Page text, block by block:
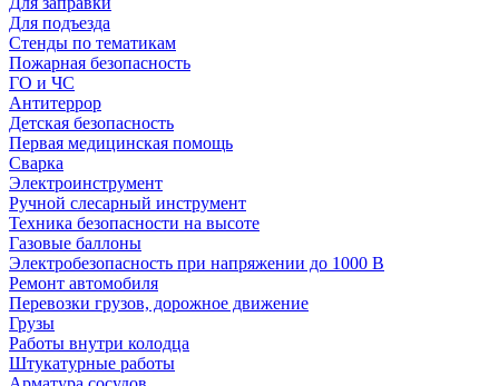
Для подъезда
Стенды по тематикам
Пожарная безопасность
ГО и ЧС
Антитеррор
Детская безопасность
Первая медицинская помощь
Сварка
Электроинструмент
Ручной слесарный инструмент
Техника безопасности на высоте
Газовые баллоны
Электробезопасность при напряжении до 1000 В
Ремонт автомобиля
Перевозки грузов, дорожное движение
Грузы
Работы внутри колодца
Штукатурные работы